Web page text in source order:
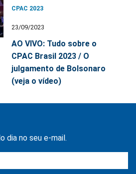
CPAC 2023
23/09/2023
AO VIVO: Tudo sobre o
CPAC Brasil 2023 / O
julgamento de Bolsonaro
(veja o vídeo)
dia no seu e-mail.